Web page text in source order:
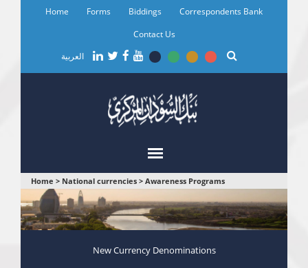
Home Forms Biddings
Correspondents Bank
Contact Us
العربية
You
are
here
Home > National currencies > Awareness Programs
New Currency Denominations